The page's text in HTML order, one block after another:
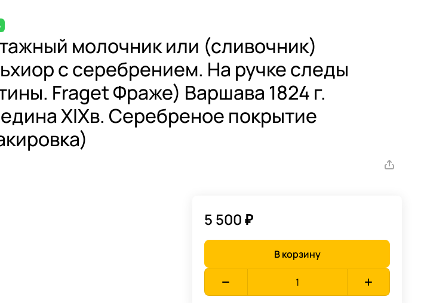
молочник или (сливочник)
с серебрением. На ручке следы
Fraget Фраже) Варшава 1824 г.
XIXв. Серебреное покрытие
5 500 ₽
В корзину